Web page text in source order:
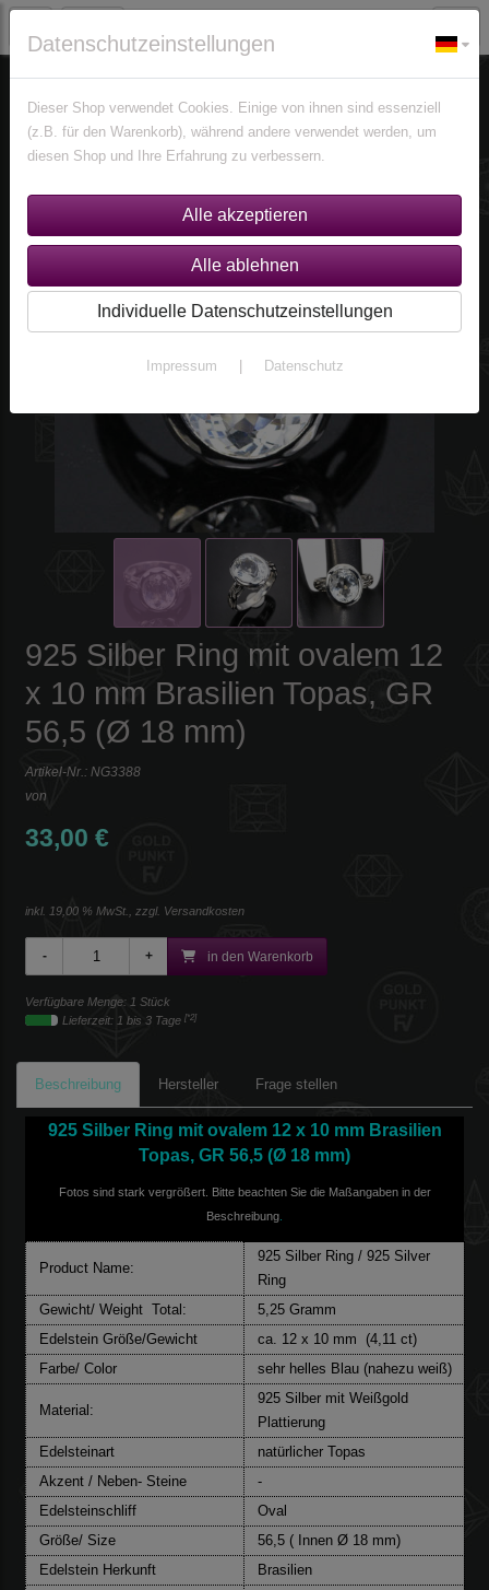
Schmuck Ringe Ringe nach Edelsteinen Topas Ringe
925 Silber Ring mit ovalem 12
x 10 mm Brasilien Topas, GR
56,5 (Ø 18 mm)
Artikel-Nr.: NG3388
von
33,00 €
inkl. 19,00 % MwSt., zzgl. Versandkosten
in den Warenkorb
Verfügbare Menge: 1 Stück
Lieferzeit: 1 bis 3 Tage [*2]
Beschreibung Hersteller Frage stellen
925 Silber Ring mit ovalem 12 x 10 mm Brasilien
Topas, GR 56,5 (Ø 18 mm)
Fotos sind stark vergrößert. Bitte beachten Sie die Maßangaben in der
Beschreibung
Product Name:
925 Silber Ring / 925 Silver
Ring
Gewicht/ Weight Total:
5,25 Gramm
Edelstein Größe/Gewicht
ca. 12 x 10 mm (4,11 ct)
Farbe/ Color
sehr helles Blau (nahezu weiß)
Material:
925 Silber mit Weißgold
Plattierung
Edelsteinart
natürlicher Topas
Akzent / Neben- Steine
-
Edelsteinschliff
Oval
Größe/ Size
56,5 ( Innen Ø 18 mm)
Edelstein Herkunft
Brasilien
Datenschutzeinstellungen
Dieser Shop verwendet Cookies. Einige von ihnen sind essenziell
(z.B. für den Warenkorb), während andere verwendet werden, um
diesen Shop und Ihre Erfahrung zu verbessern.
Individuelle Datenschutzeinstellungen
Impressum Datenschutz